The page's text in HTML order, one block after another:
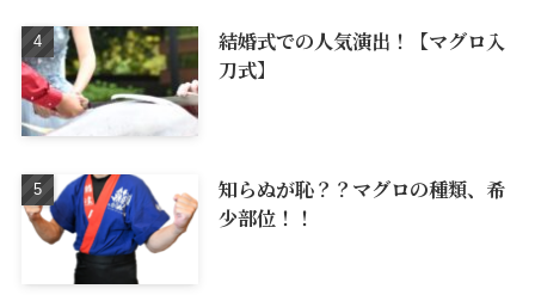
結婚式での人気演出！【マグロ入
刀式】
知らぬが恥？？マグロの種類、希
少部位！！